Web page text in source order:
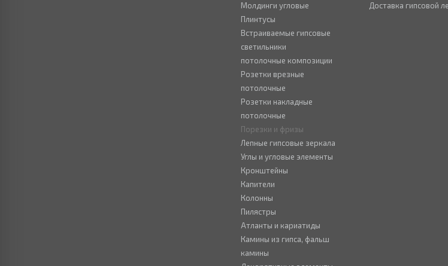
Молдинги угловые
Плинтусы
Встраиваемые гипсовые
светильники
потолочные композиции
Розетки врезные
потолочные
Розетки накладные
потолочные
Порезки и фризы
Лепные гипсовые зеркала
Углы и угловые элементы
Кронштейны
Капители
Колонны
Пилястры
Атланты и кариатиды
Камины из гипса, фальш
камины
Доставка гипсовой